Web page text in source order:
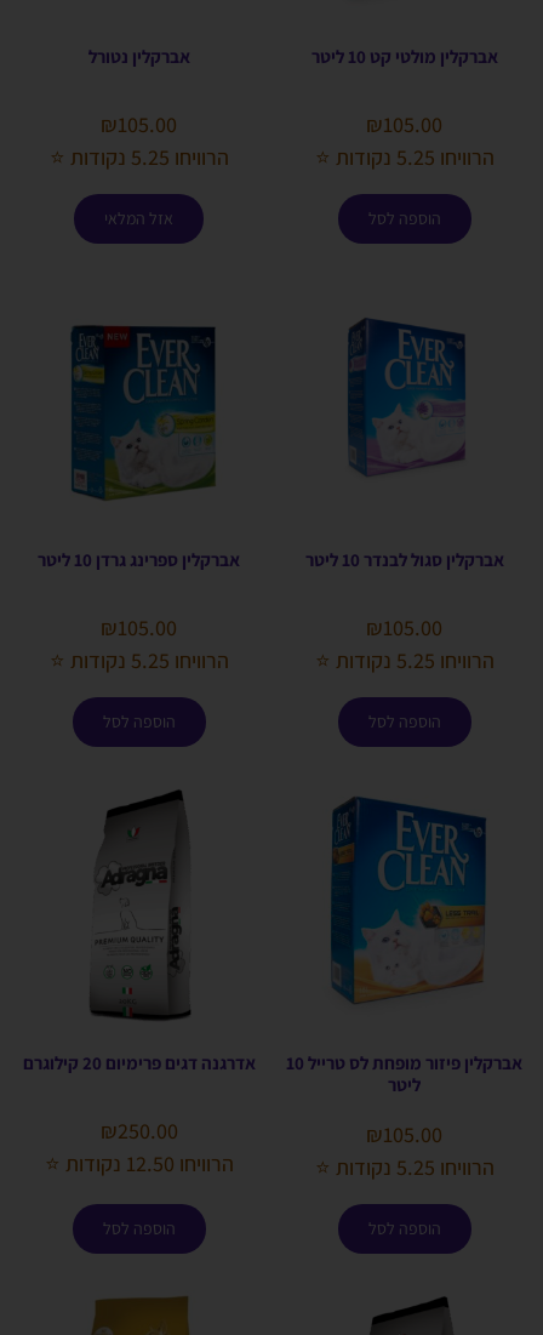
אברקלין מולטי קט 10 ליטר
₪105.00
הרוויחו 5.25 נקודות ⭐
הוספה לסל
אברקלין נטורל
₪105.00
הרוויחו 5.25 נקודות ⭐
אזל המלאי
אברקלין סגול לבנדר 10 ליטר
₪105.00
הרוויחו 5.25 נקודות ⭐
הוספה לסל
אברקלין ספרינג גרדן 10 ליטר
₪105.00
הרוויחו 5.25 נקודות ⭐
הוספה לסל
אברקלין פיזור מופחת לס טרייל 10
ליטר
₪105.00
הרוויחו 5.25 נקודות ⭐
הוספה לסל
אדרגנה דגים פרימיום 20 קילוגרם
₪250.00
הרוויחו 12.50 נקודות ⭐
הוספה לסל